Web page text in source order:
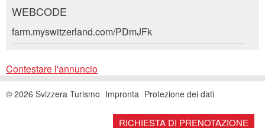
* Ingresso richiesto
CONSIGLIAMO L'ANNUNCIORICHIESTA DI PRENOTAZIONE
Richiesta di prenotazione
contattare per questo annuncio.
Open
WEBCODE
farm.myswitzerland.com/PDmJFk
Contestare l'annuncio
© 2026 Svizzera Turismo Impronta Protezione dei dati